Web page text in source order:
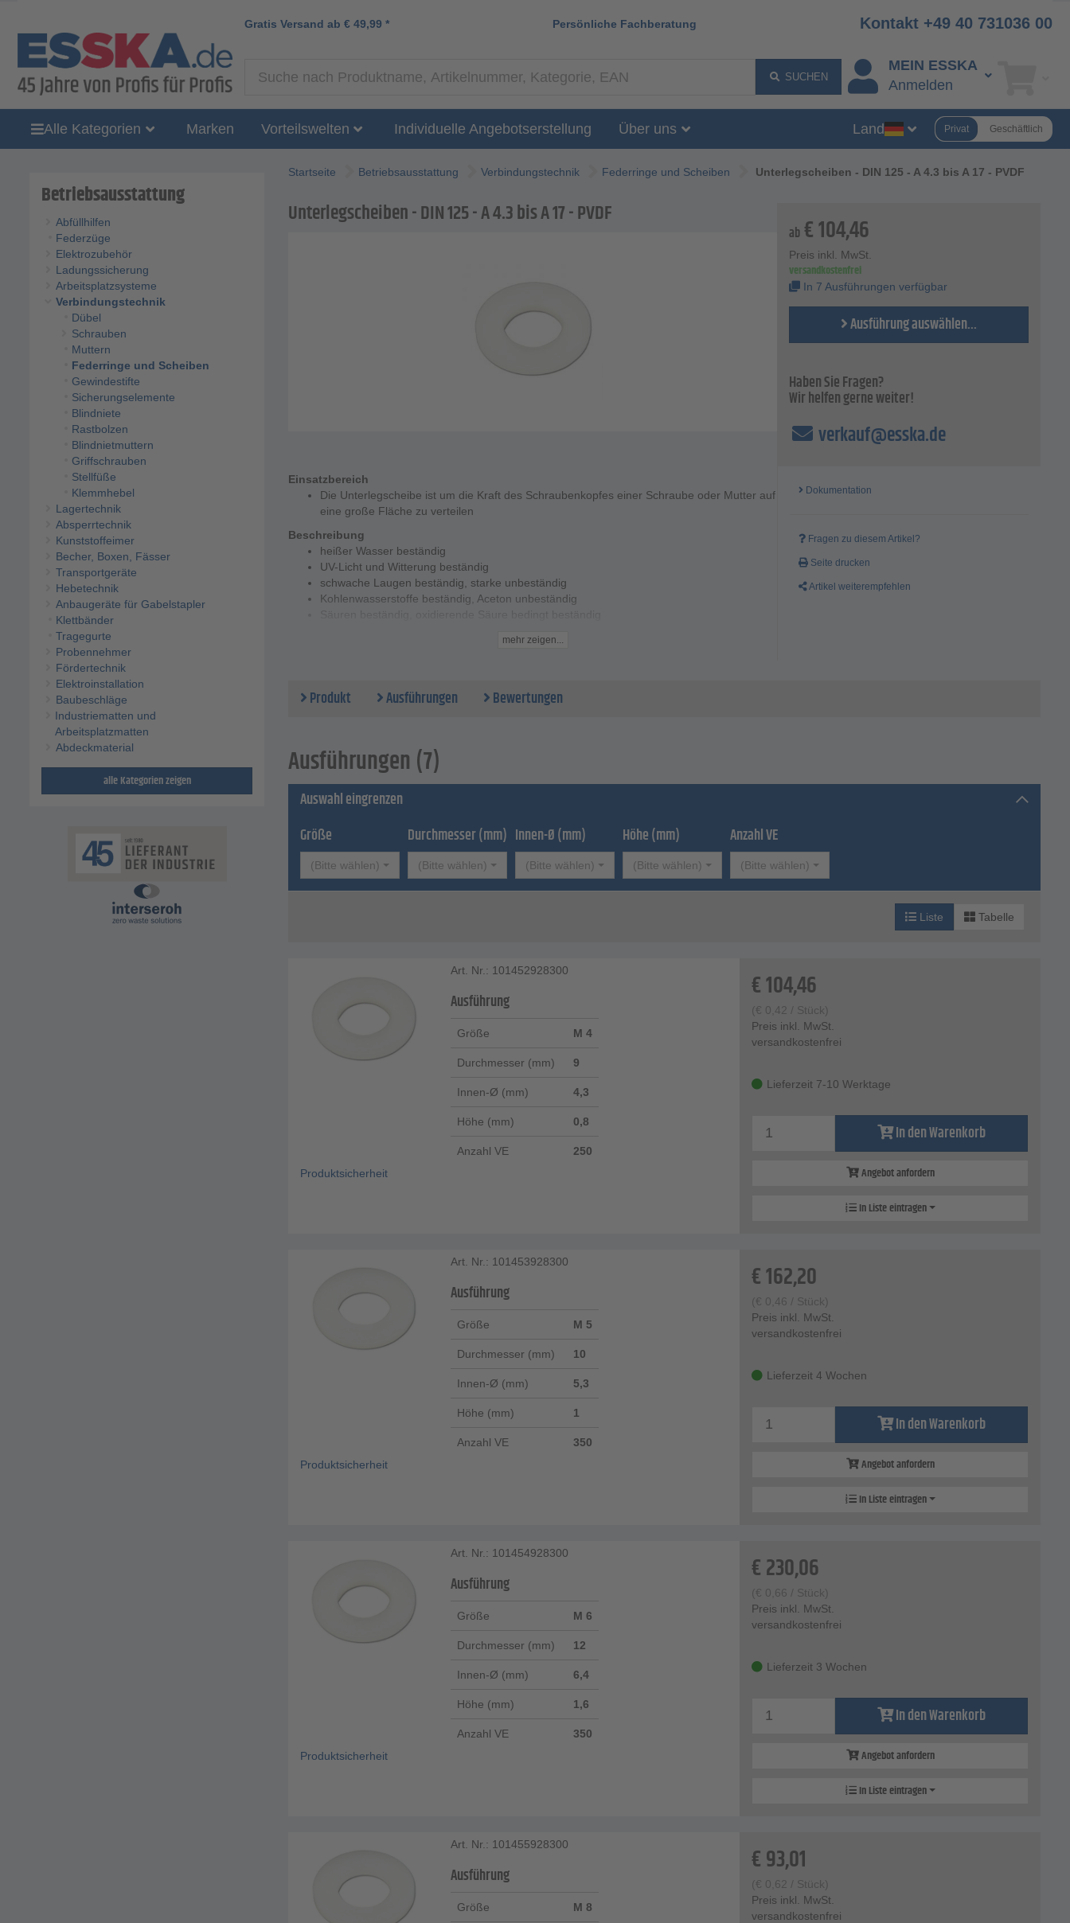
Gratis Versand ab € 49,99 * Persönliche Fachberatung Kontakt +49 40 731036 00
SUCHEN
MEIN ESSKA
Anmelden
Alle Kategorien Marken Vorteilswelten Individuelle Angebotserstellung Über uns Land Privat Geschäftlich
Betriebsausstattung
Abfüllhilfen
Federzüge
Elektrozubehör
Ladungssicherung
Arbeitsplatzsysteme
Verbindungstechnik
Dübel
Schrauben
Muttern
Federringe und Scheiben
Gewindestifte
Sicherungselemente
Blindniete
Rastbolzen
Blindnietmuttern
Griffschrauben
Stellfüße
Klemmhebel
Lagertechnik
Absperrtechnik
Kunststoffeimer
Becher, Boxen, Fässer
Transportgeräte
Hebetechnik
Anbaugeräte für Gabelstapler
Klettbänder
Tragegurte
Probennehmer
Fördertechnik
Elektroinstallation
Baubeschläge
Industriematten und
Arbeitsplatzmatten
Abdeckmaterial
alle Kategorien zeigen
Startseite Betriebsausstattung Verbindungstechnik Federringe und Scheiben Unterlegscheiben - DIN 125 - A 4.3 bis A 17 - PVDF
Unterlegscheiben - DIN 125 - A 4.3 bis A 17 - PVDF
Einsatzbereich
Die Unterlegscheibe ist um die Kraft des Schraubenkopfes einer Schraube oder Mutter auf
eine große Fläche zu verteilen
Beschreibung
heißer Wasser beständig
UV-Licht und Witterung beständig
schwache Laugen beständig, starke unbeständig
Kohlenwasserstoffe beständig, Aceton unbeständig
Durchmesser - 9 bis 30 mm
mehr zeigen...
ab €104,46
Preis inkl. MwSt.
versandkostenfrei
In 7 Ausführungen verfügbar
Ausführung auswählen...
Haben Sie Fragen?
Wir helfen gerne weiter!
verkauf@esska.de
Dokumentation
Fragen zu diesem Artikel?
Seite drucken
Artikel weiterempfehlen
Produkt Ausführungen Bewertungen
Ausführungen (7)
Auswahl eingrenzen
Größe
(Bitte wählen)
Durchmesser (mm)
(Bitte wählen)
Innen-Ø (mm)
(Bitte wählen)
Höhe (mm)
(Bitte wählen)
Anzahl VE
(Bitte wählen)
Liste Tabelle
Art. Nr.: 101452928300
Ausführung
Größe M 4
Durchmesser (mm) 9
Innen-Ø (mm) 4,3
Höhe (mm) 0,8
Anzahl VE
250
Produktsicherheit
€104,46
(€ 0,42 / Stück)
Preis inkl. MwSt.
versandkostenfrei
Lieferzeit 7-10 Werktage
In den Warenkorb
Angebot anfordern
In Liste eintragen
Art. Nr.: 101453928300
Ausführung
Größe M 5
Durchmesser (mm) 10
Innen-Ø (mm) 5,3
Höhe (mm) 1
Anzahl VE
350
Produktsicherheit
€162,20
(€ 0,46 / Stück)
Preis inkl. MwSt.
versandkostenfrei
Lieferzeit 4 Wochen
In den Warenkorb
Angebot anfordern
In Liste eintragen
Art. Nr.: 101454928300
Ausführung
Größe M 6
Durchmesser (mm) 12
Innen-Ø (mm) 6,4
Höhe (mm) 1,6
Anzahl VE
350
Produktsicherheit
€230,06
(€ 0,66 / Stück)
Preis inkl. MwSt.
versandkostenfrei
Lieferzeit 3 Wochen
In den Warenkorb
Angebot anfordern
In Liste eintragen
Art. Nr.: 101455928300
Ausführung
Größe M 8
€93,01
(€ 0,62 / Stück)
Preis inkl. MwSt.
versandkostenfrei